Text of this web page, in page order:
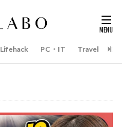
Lifehack PC・IT Travel
20周年 iPhone